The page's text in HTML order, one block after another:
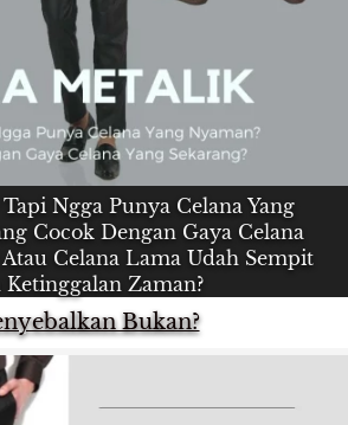
Ngga Punya Celana Yang
Cocok Dengan Gaya Celana
Atau Celana Lama Udah Sempit
Ketinggalan Zaman?
Bukan?